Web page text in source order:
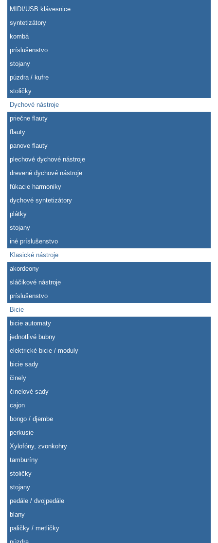
MIDI/USB klávesnice
syntetizátory
kombá
príslušenstvo
stojany
púzdra / kufre
stoličky
Dychové nástroje
priečne flauty
flauty
panove flauty
plechové dychové nástroje
drevené dychové nástroje
fúkacie harmoniky
dychové syntetizátory
plátky
stojany
iné príslušenstvo
Klasické nástroje
akordeony
sláčikové nástroje
príslušenstvo
Bicie
bicie automaty
jednotlivé bubny
elektrické bicie / moduly
bicie sady
činely
činelové sady
cajon
bongo / djembe
perkusie
Xylofóny, zvonkohry
tamburíny
stoličky
stojany
pedále / dvojpedále
blany
paličky / metličky